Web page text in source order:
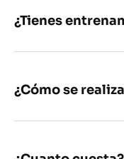
¿Tienes
¿Cómo se